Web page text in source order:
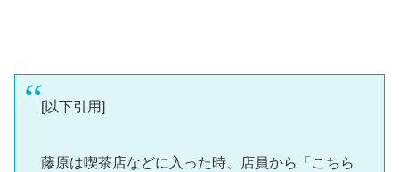
[以下引用]
藤原は喫茶店などに入った時、店員から「こちら